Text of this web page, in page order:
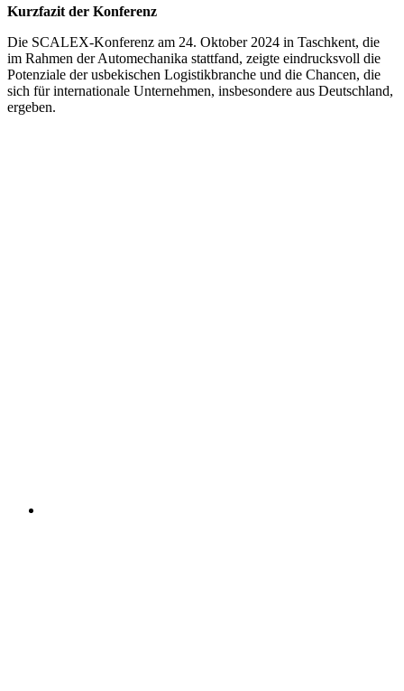
Kurzfazit der Konferenz
Die SCALEX-Konferenz am 24. Oktober 2024 in Taschkent, die
im Rahmen der Automechanika stattfand, zeigte eindrucksvoll die
Potenziale der usbekischen Logistikbranche und die Chancen, die
sich für internationale Unternehmen, insbesondere aus Deutschland,
ergeben.